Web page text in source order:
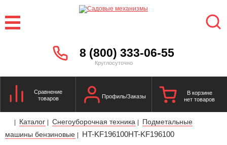
8 (800) 333-06-55
Круглосуточно
Сравнение
товаров
Профиль/Заказы
В корзине
нет товаров
| Каталог | Снегоуборочная техника |
Подметальные
машины бензиновые | HT-KF196100HT-KF196100